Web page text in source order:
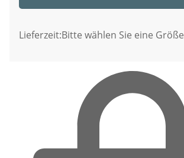
Lieferzeit:Bitte wählen Sie eine Größe